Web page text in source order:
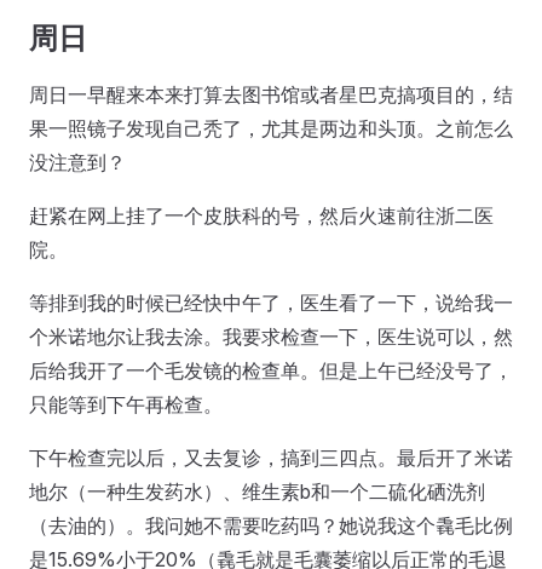
周日
周日一早醒来本来打算去图书馆或者星巴克搞项目的，结
果一照镜子发现自己秃了，尤其是两边和头顶。之前怎么
没注意到？
赶紧在网上挂了一个皮肤科的号，然后火速前往浙二医
院。
等排到我的时候已经快中午了，医生看了一下，说给我一
个米诺地尔让我去涂。我要求检查一下，医生说可以，然
后给我开了一个毛发镜的检查单。但是上午已经没号了，
只能等到下午再检查。
下午检查完以后，又去复诊，搞到三四点。最后开了米诺
地尔（一种生发药水）、维生素b和一个二硫化硒洗剂
（去油的）。我问她不需要吃药吗？她说我这个毳毛比例
是15.69%小于20%（毳毛就是毛囊萎缩以后正常的毛退